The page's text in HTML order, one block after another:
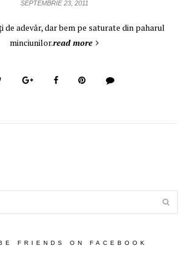
SEPTEMBRIE 23, 2011
de adevăr, dar bem pe saturate din paharul
minciunilor.read more
FRIENDS ON FACEBOOK